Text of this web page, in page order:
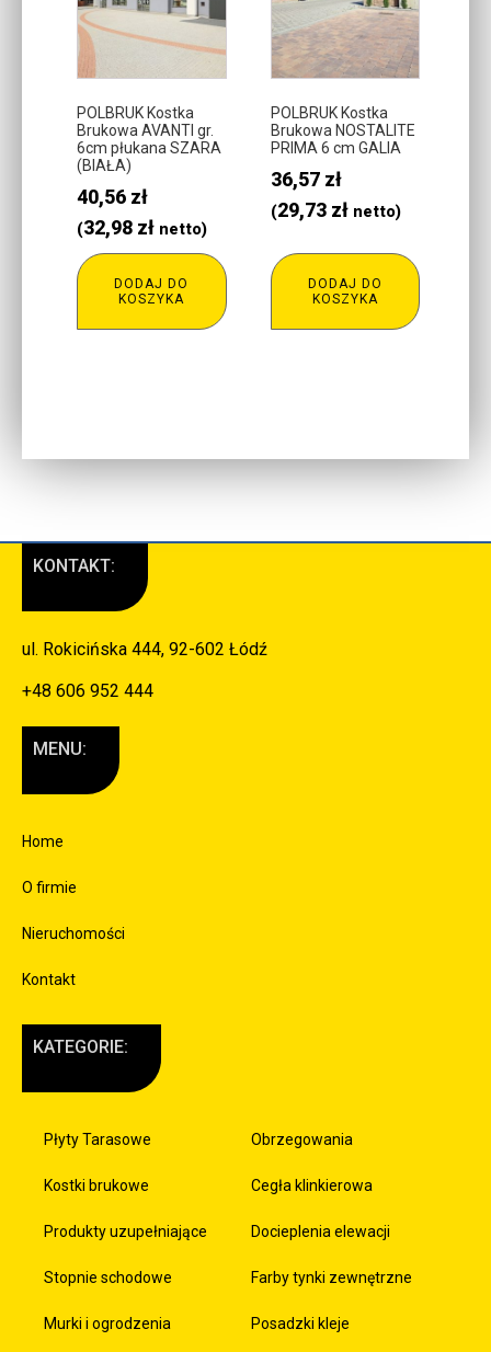
POLBRUK Kostka
Brukowa AVANTI gr.
6cm płukana SZARA
(BIAŁA)
40,56 zł
(32,98 zł netto)
DODAJ DO
KOSZYKA
POLBRUK Kostka
Brukowa NOSTALITE
PRIMA 6 cm GALIA
36,57 zł
(29,73 złnetto)
DODAJ DO
KOSZYKA
KONTAKT:
ul. Rokicińska 444, 92-602 Łódź
+48 606 952 444
MENU:
Home
O firmie
Nieruchomości
Kontakt
KATEGORIE:
Płyty Tarasowe
Kostki brukowe
Produkty uzupełniające
Stopnie schodowe
Murki i ogrodzenia
Obrzegowania
Cegła klinkierowa
Docieplenia elewacji
Farby tynki zewnętrzne
Posadzki kleje